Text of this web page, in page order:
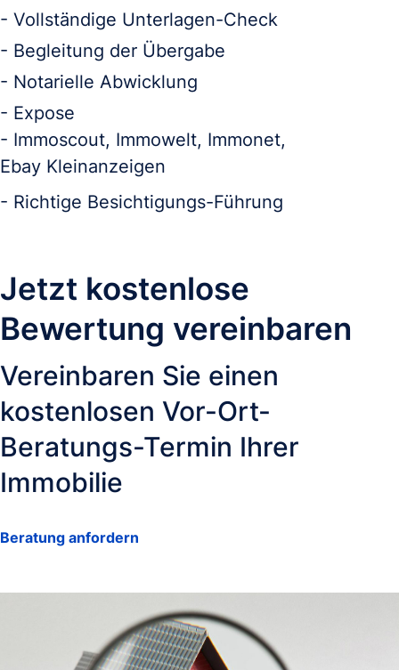
- Vollständige Unterlagen-Check
- Begleitung der Übergabe
- Notarielle Abwicklung
- Expose
- Immoscout, Immowelt, Immonet,
Ebay Kleinanzeigen
- Richtige Besichtigungs-Führung
Jetzt kostenlose
Bewertung vereinbaren
Vereinbaren Sie einen
kostenlosen Vor-Ort-
Beratungs-Termin Ihrer
Immobilie
Beratung anfordern